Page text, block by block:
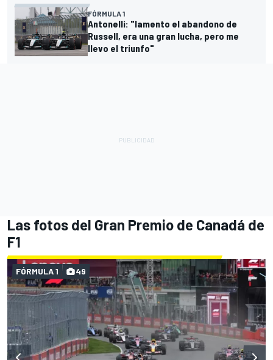
FÓRMULA 1
Antonelli: "lamento el abandono de
Russell, era una gran lucha, pero me
llevo el triunfo"
Las fotos del Gran Premio de Canadá de
F1
FÓRMULA 1 49